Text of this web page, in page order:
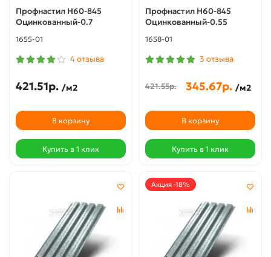
Профнастил Н60-845
Оцинкованный-0.7
1655-01
4 отзыва
421.51р. /м2
В корзину
Купить в 1 клик
Профнастил Н60-845
Оцинкованный-0.55
1658-01
3 отзыва
421.55р. 345.67р. /м2
В корзину
Купить в 1 клик
Акция -18%